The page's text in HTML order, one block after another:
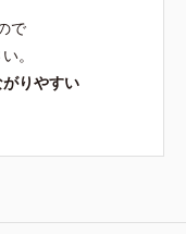
で
。
りやすい